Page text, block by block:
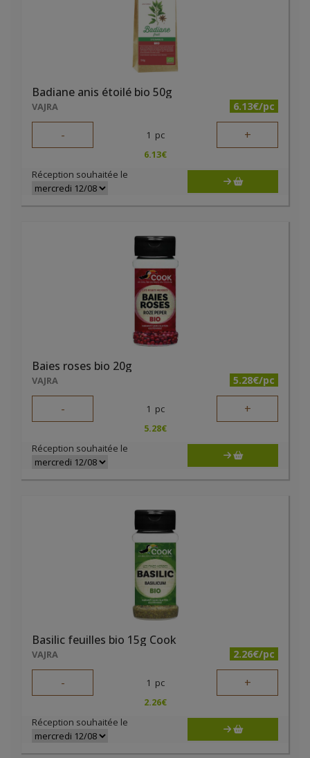
Badiane anis étoilé bio 50g
VAJRA 6.13€/pc
- 1 pc +
6.13€
Réception souhaitée le
Baies roses bio 20g
VAJRA 5.28€/pc
- 1 pc +
5.28€
Réception souhaitée le
Basilic feuilles bio 15g Cook
VAJRA 2.26€/pc
- 1 pc +
2.26€
Réception souhaitée le